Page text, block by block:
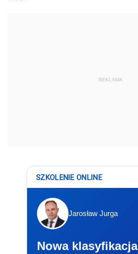
REKLAMA
SZKOLENIE ONLINE
Jarosław Jurga
Nowa klasyfikacja